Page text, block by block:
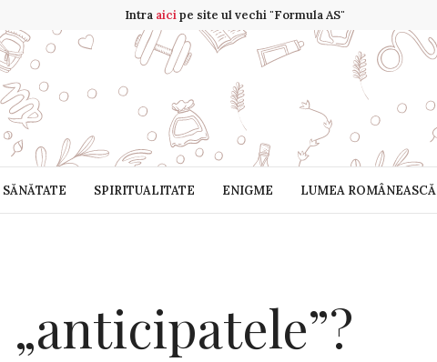
Intra aicipe site ul vechi "Formula AS"
SĂNĂTATE SPIRITUALITATE ENIGME LUMEA ROMÂNEASCĂ